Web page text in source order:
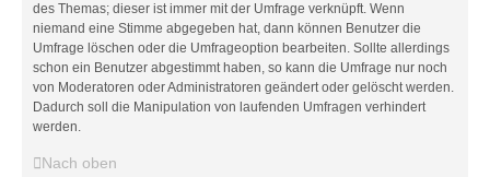
des Themas; dieser ist immer mit der Umfrage verknüpft. Wenn
niemand eine Stimme abgegeben hat, dann können Benutzer die
Umfrage löschen oder die Umfrageoption bearbeiten. Sollte allerdings
schon ein Benutzer abgestimmt haben, so kann die Umfrage nur noch
von Moderatoren oder Administratoren geändert oder gelöscht werden.
Dadurch soll die Manipulation von laufenden Umfragen verhindert
werden.
Nach oben